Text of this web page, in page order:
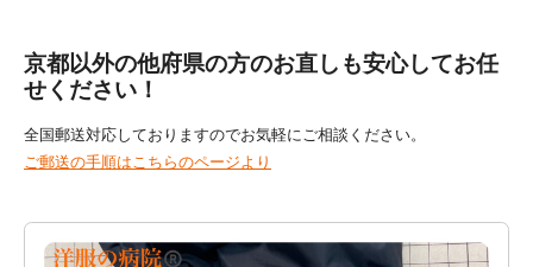
京都以外の他府県の方のお直しも安心してお任
せください！
全国郵送対応しておりますのでお気軽にご相談ください。
ご郵送の手順はこちらのページより